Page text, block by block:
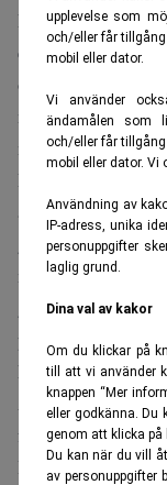
upplevelse som
och/eller får
mobil eller dator.
Vi använder
ändamålen som
och/eller får
mobil eller dator. Vi
Användning av
IP-adress, unika
personuppgifter
laglig grund.
Dina val av kakor
Om du klickar på
till att vi använder
knappen “Mer
eller godkänna. Du
genom att klicka på
Du kan när du vill
av personuppgifter
kronor, en order
en annan på 400
order visade dock
nämligen
nystartade bolag
Dagens
att förseningar av
gör att
med mellan en och
problem, då
kliniska data ska
Aegirbio räknar
först under det
I samma